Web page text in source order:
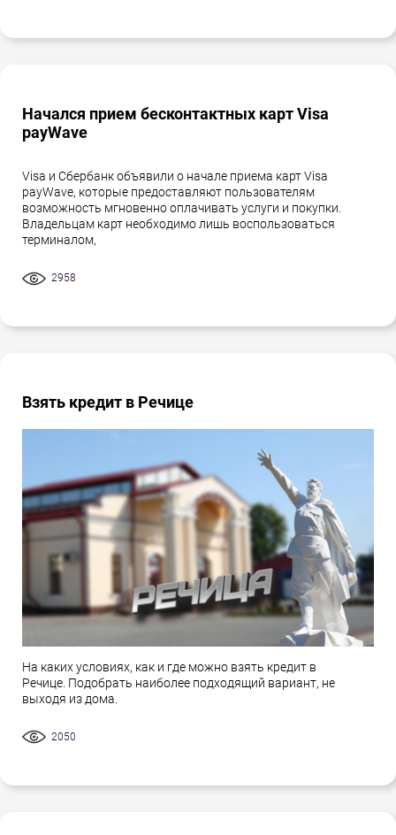
Начался прием бесконтактных карт Visa
payWave
Visa и Сбербанк объявили о начале приема карт Visa
payWave, которые предоставляют пользователям
возможность мгновенно оплачивать услуги и покупки.
Владельцам карт необходимо лишь воспользоваться
терминалом,
2958
Взять кредит в Речице
На каких условиях, как и где можно взять кредит в
Речице. Подобрать наиболее подходящий вариант, не
выходя из дома.
2050